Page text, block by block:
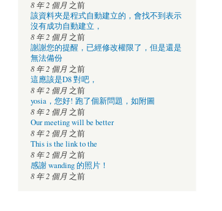
8 年 2 個月之前
該資料夾是程式自動建立的，會找不到表示
沒有成功自動建立，
8 年 2 個月之前
謝謝您的提醒，已經修改權限了，但是還是
無法備份
8 年 2 個月之前
這應該是D8 對吧，
8 年 2 個月之前
yosia，您好! 跑了個新問題，如附圖
8 年 2 個月之前
Our meeting will be better
8 年 2 個月之前
This is the link to the
8 年 2 個月之前
感謝 wanding 的照片！
8 年 2 個月之前